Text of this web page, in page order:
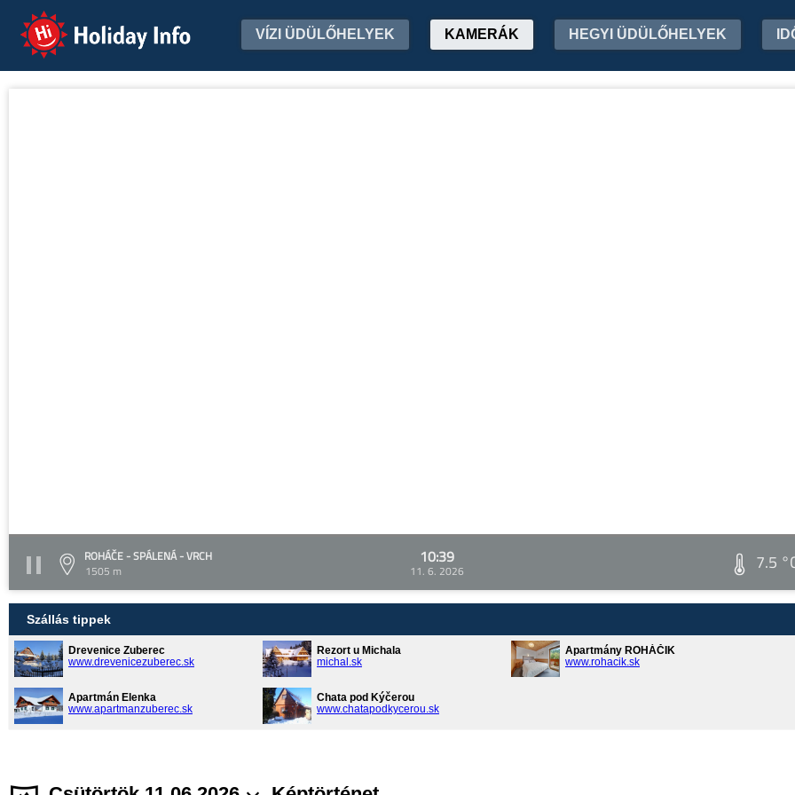
Holiday Info VÍZI ÜDÜLŐHELYEK KAMERÁK HEGYI ÜDÜLŐHELYEK
ROHÁČE - SPÁLENÁ - VRCH
1505 m
10:39
11. 6. 2026 7.5
Szállás tippek
Drevenice Zuberec
www.drevenicezuberec.sk
Rezort u Michala
michal.sk
Apartmány ROHÁČIK
www.rohacik.sk
Apartmán Elenka
www.apartmanzuberec.sk
Chata pod Kýčerou
www.chatapodkycerou.sk